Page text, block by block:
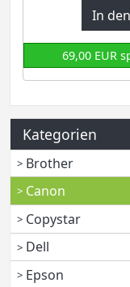
In
69,00 EUR
Kategorien
Brother
Canon
Copystar
Dell
Epson